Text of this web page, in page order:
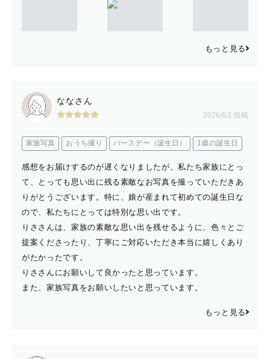
もっと見る
ななさん
2026/6/1 投稿
家族写真 おうち撮り バースデー（誕生日） 1歳の誕生日
感想をお届けするのが遅くなりましたが、私たち家族にとっ
て、とっても思い出に残る素敵なお写真を撮っていただきあ
りがとうございます。特に、娘が産まれて初めての誕生日な
ので、私たちにとっては特別な思い出です。
りささんは、家族の素敵な思い出を残せるように、色々とご
提案くださったり、丁寧にご対応いただき本当に嬉しくあり
がたかったです。
りささんにお願いして良かったと思っています。
また、家族写真をお願いしたいと思っています。
もっと見る